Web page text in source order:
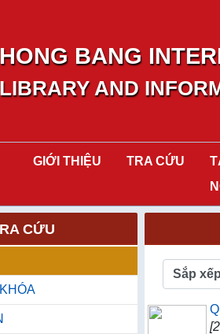
HONG BANG
LIBRARY AND
GIỚI THIỆU TRA CỨU
CỨU
Sắp